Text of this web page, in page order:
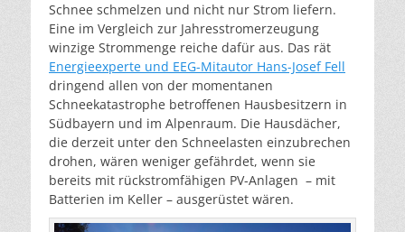
Schnee schmelzen und nicht nur Strom liefern.
Eine im Vergleich zur Jahresstromerzeugung
winzige Strommenge reiche dafür aus. Das rät
Energieexperte und EEG-Mitautor Hans-Josef Fell
dringend allen von der momentanen
Schneekatastrophe betroffenen Hausbesitzern in
Südbayern und im Alpenraum. Die Hausdächer,
die derzeit unter den Schneelasten einzubrechen
drohen, wären weniger gefährdet, wenn sie
bereits mit rückstromfähigen PV-Anlagen – mit
Batterien im Keller – ausgerüstet wären.